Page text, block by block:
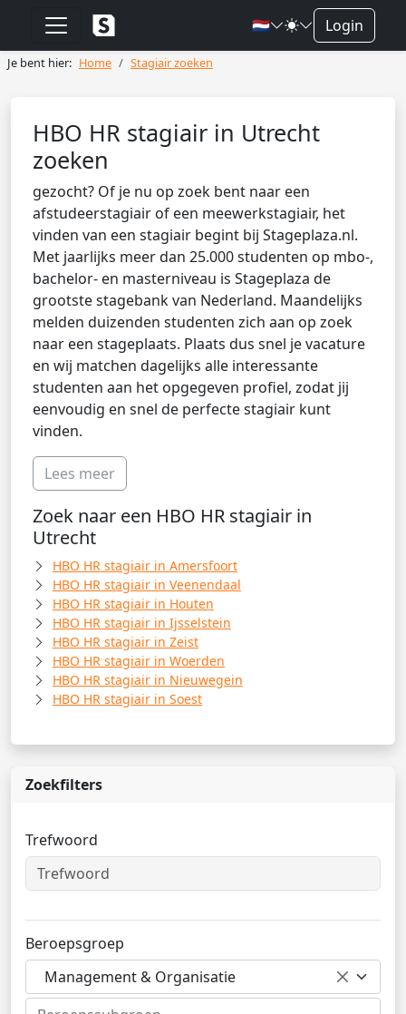
🇳🇱 Login
Je bent hier: Home Stagiair zoeken
HBO HR stagiair in Utrecht
zoeken
gezocht? Of je nu op zoek bent naar een
afstudeerstagiair of een meewerkstagiair, het
vinden van een stagiair begint bij Stageplaza.nl.
Met jaarlijks meer dan 25.000 studenten op mbo-,
bachelor- en masterniveau is Stageplaza de
grootste stagebank van Nederland. Maandelijks
melden duizenden studenten zich aan op zoek
naar een stageplaats. Plaats dus snel je vacature
en wij matchen dagelijks alle interessante
studenten aan het opgegeven profiel, zodat jij
eenvoudig en snel de perfecte stagiair kunt
vinden.
Lees meer
Zoek naar een HBO HR stagiair in
Utrecht
HBO HR stagiair in Amersfoort
HBO HR stagiair in Veenendaal
HBO HR stagiair in Houten
HBO HR stagiair in Ijsselstein
HBO HR stagiair in Zeist
HBO HR stagiair in Woerden
HBO HR stagiair in Nieuwegein
HBO HR stagiair in Soest
Zoekfilters
Trefwoord
Beroepsgroep
Management & Organisatie